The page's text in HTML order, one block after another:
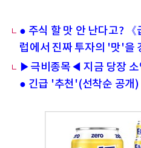
● 주식 할 맛 안 난다고?
럽에서 진짜 투자의 '맛'을
▶극비종목◀ 지금 당장 소
● 긴급 '추천'(선착순 공개)